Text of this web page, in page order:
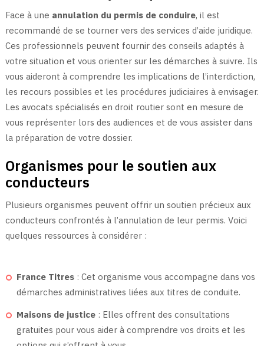
Face à une annulation du permis de conduire, il est
recommandé de se tourner vers des services d’aide juridique.
Ces professionnels peuvent fournir des conseils adaptés à
votre situation et vous orienter sur les démarches à suivre. Ils
vous aideront à comprendre les implications de l’interdiction,
les recours possibles et les procédures judiciaires à envisager.
Les avocats spécialisés en droit routier sont en mesure de
vous représenter lors des audiences et de vous assister dans
la préparation de votre dossier.
Organismes pour le soutien aux
conducteurs
Plusieurs organismes peuvent offrir un soutien précieux aux
conducteurs confrontés à l’annulation de leur permis. Voici
quelques ressources à considérer :
France Titres : Cet organisme vous accompagne dans vos
démarches administratives liées aux titres de conduite.
Maisons de justice : Elles offrent des consultations
gratuites pour vous aider à comprendre vos droits et les